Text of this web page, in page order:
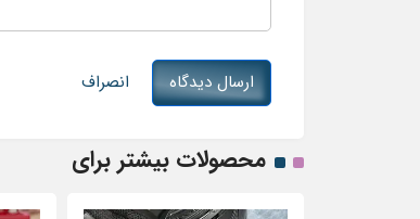
ارسال دیدگاه انصراف
محصولات بیشتر برای